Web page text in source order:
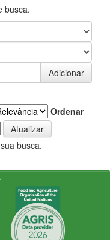
busca.
Ordenar
busca.